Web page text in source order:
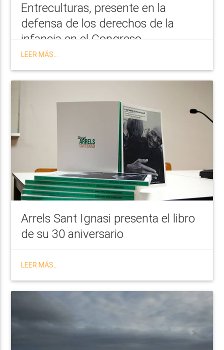
Entreculturas, presente en la
defensa de los derechos de la
infancia en el Congreso
LEER MÁS...
Arrels Sant Ignasi presenta el libro
de su 30 aniversario
LEER MÁS...